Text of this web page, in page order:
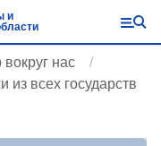
и
нас
из всех государств